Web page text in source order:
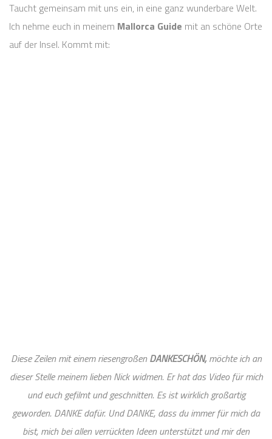
Taucht gemeinsam mit uns ein, in eine ganz wunderbare Welt.
Ich nehme euch in meinem Mallorca Guide mit an schöne Orte
auf der Insel. Kommt mit:
Diese Zeilen mit einem riesengroßen DANKESCHÖN,möchte ich an
dieser Stelle meinem lieben Nick widmen. Er hat das Video für mich
und euch gefilmt und geschnitten. Es ist wirklich großartig
geworden. DANKE dafür. Und DANKE, dass du immer für mich da
bist, mich bei allen verrückten Ideen unterstützt und mir den